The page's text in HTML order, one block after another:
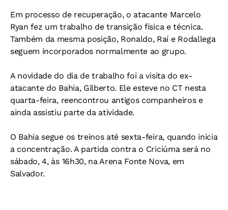
Em processo de recuperação, o atacante Marcelo
Ryan fez um trabalho de transição física e técnica.
Também da mesma posição, Ronaldo, Raí e Rodallega
seguem incorporados normalmente ao grupo.
A novidade do dia de trabalho foi a visita do ex-
atacante do Bahia, Gilberto. Ele esteve no CT nesta
quarta-feira, reencontrou antigos companheiros e
ainda assistiu parte da atividade.
O Bahia segue os treinos até sexta-feira, quando inicia
a concentração. A partida contra o Criciúma será no
sábado, 4, às 16h30, na Arena Fonte Nova, em
Salvador.